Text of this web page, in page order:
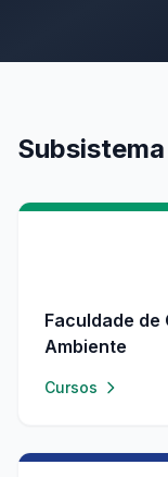
Faculdade de
Ambiente
Cursos